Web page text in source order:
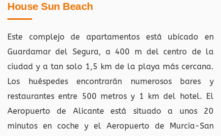
House Sun Beach
Este complejo de apartamentos está ubicado en
Guardamar del Segura, a 400 m del centro de la
ciudad y a tan solo 1,5 km de la playa más cercana.
Los huéspedes encontrarán numerosos bares y
restaurantes entre 500 metros y 1 km del hotel. El
Aeropuerto de Alicante está situado a unos 20
minutos en coche y el Aeropuerto de Murcia-San